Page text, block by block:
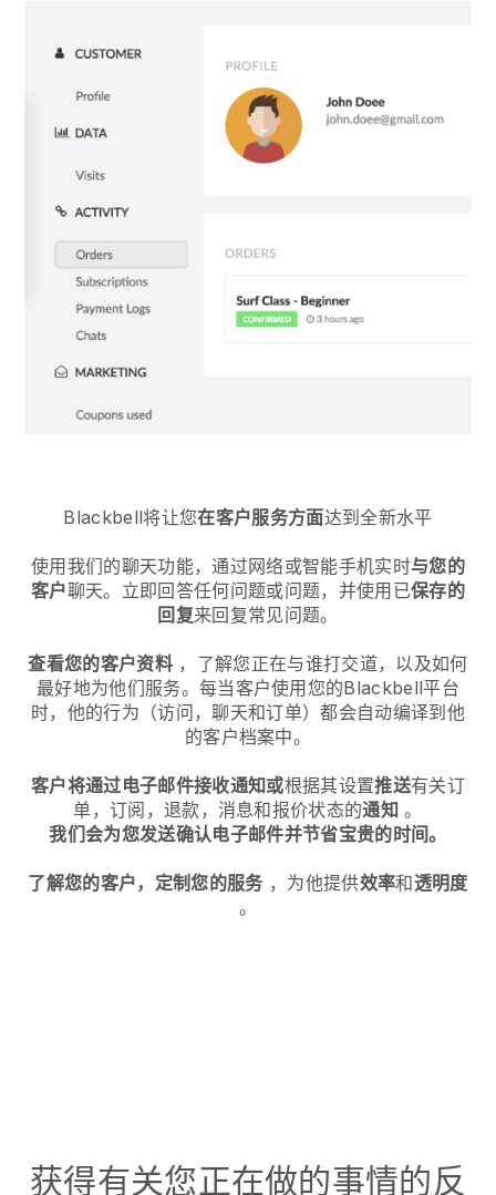
Blackbell将让您在客户服务方面达到全新水平
使用我们的聊天功能，通过网络或智能手机实时与您的
客户聊天。立即回答任何问题或问题，并使用已保存的
回复来回复常见问题。
查看您的客户资料 ，了解您正在与谁打交道，以及如何
最好地为他们服务。每当客户使用您的Blackbell平台
时，他的行为（访问，聊天和订单）都会自动编译到他
的客户档案中。
客户将通过电子邮件接收通知或根据其设置推送有关订
单，订阅，退款，消息和报价状态的通知 。
我们会为您发送确认电子邮件并节省宝贵的时间。
了解您的客户，定制您的服务 ，为他提供效率和透明度
。
获得有关您正在做的事情的反